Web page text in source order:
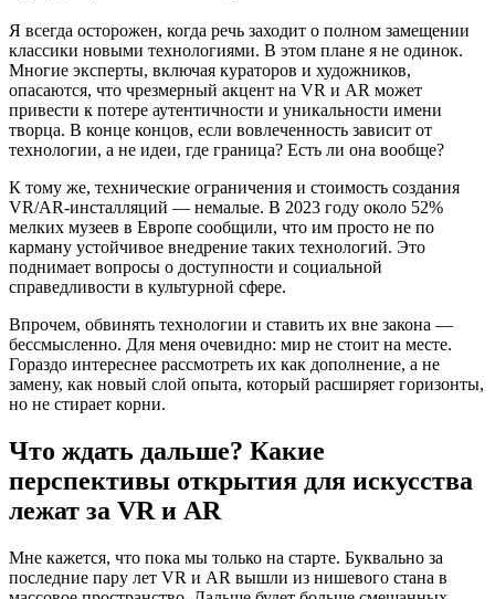
Я всегда осторожен, когда речь заходит о полном замещении
классики новыми технологиями. В этом плане я не одинок.
Многие эксперты, включая кураторов и художников,
опасаются, что чрезмерный акцент на VR и AR может
привести к потере аутентичности и уникальности имени
творца. В конце концов, если вовлеченность зависит от
технологии, а не идеи, где граница? Есть ли она вообще?
К тому же, технические ограничения и стоимость создания
VR/AR-инсталляций — немалые. В 2023 году около 52%
мелких музеев в Европе сообщили, что им просто не по
карману устойчивое внедрение таких технологий. Это
поднимает вопросы о доступности и социальной
справедливости в культурной сфере.
Впрочем, обвинять технологии и ставить их вне закона —
бессмысленно. Для меня очевидно: мир не стоит на месте.
Гораздо интереснее рассмотреть их как дополнение, а не
замену, как новый слой опыта, который расширяет горизонты,
но не стирает корни.
Что ждать дальше? Какие
перспективы открытия для искусства
лежат за VR и AR
Мне кажется, что пока мы только на старте. Буквально за
последние пару лет VR и AR вышли из нишевого стана в